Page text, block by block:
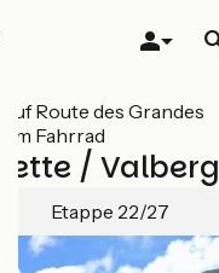
auf Route des Grandes
Fahrrad
/ Valberg
Etappe 22/27